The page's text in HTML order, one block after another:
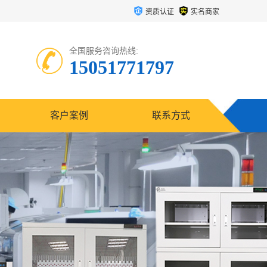
资质认证 实名商家
全国服务咨询热线:
15051771797
客户案例 联系方式